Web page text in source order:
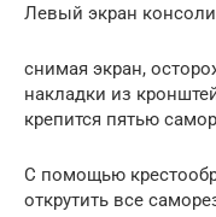
Левый экран
снимая экран,
накладки из
крепится пятью
С помощью
открутить все